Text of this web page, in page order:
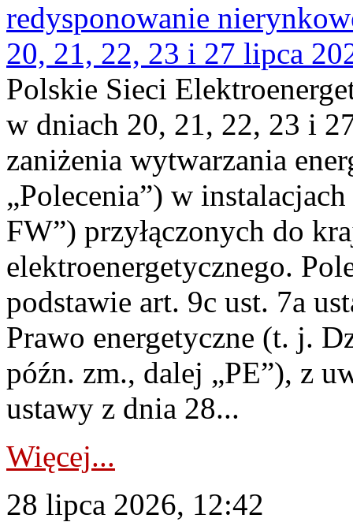
redysponowanie
20, 21, 22, 23 i 27 lipca
Polskie Sieci
w dniach 20, 21, 22, 23 i
zaniżenia wytwarzania
„Polecenia”) w
FW”) przyłączonych do
elektroenergetycznego.
podstawie art. 9c ust. 7a
Prawo energetyczne (t. j.
późn. zm., dalej „PE”), z
ustawy z dnia 28...
Więcej...
28 lipca 2026, 12:42